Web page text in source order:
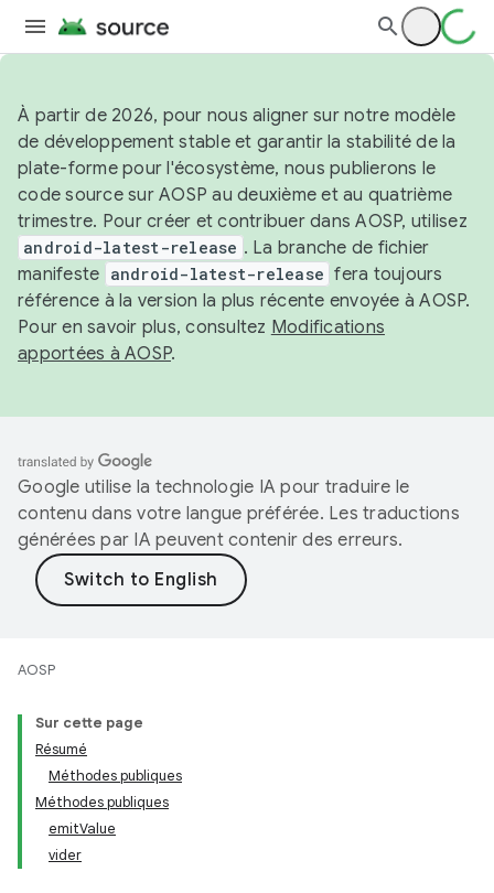
À partir de 2026, pour nous aligner sur notre modèle
de développement stable et garantir la stabilité de la
plate-forme pour l'écosystème, nous publierons le
code source sur AOSP au deuxième et au quatrième
trimestre. Pour créer et contribuer dans AOSP, utilisez
android-latest-release . La branche de fichier
manifeste android-latest-release fera toujours
référence à la version la plus récente envoyée à AOSP.
Pour en savoir plus, consultez Modifications
apportées à AOSP.
Google utilise la technologie IA pour traduire le
contenu dans votre langue préférée. Les traductions
générées par IA peuvent contenir des erreurs.
AOSP
Sur cette page
Résumé
Méthodes publiques
Méthodes publiques
emitValue
vider